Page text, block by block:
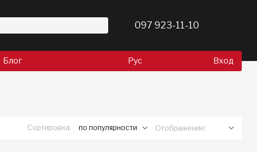
097 923-11-10
Блог Рус Вход
Сортировка: по популярности Отображение: